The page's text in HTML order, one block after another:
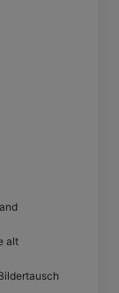
alt